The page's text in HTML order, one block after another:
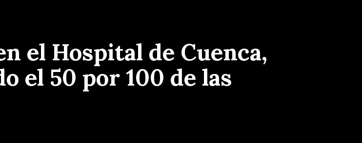
el Hospital de Cuenca,
el 50 por 100 de las